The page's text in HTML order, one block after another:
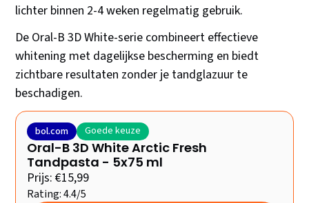
lichter binnen 2-4 weken regelmatig gebruik.
De Oral-B 3D White-serie combineert effectieve
whitening met dagelijkse bescherming en biedt
zichtbare resultaten zonder je tandglazuur te
beschadigen.
bol.com Goede keuze
Oral-B 3D White Arctic Fresh
Tandpasta - 5x75 ml
Prijs: €15,99
Rating: 4.4/5